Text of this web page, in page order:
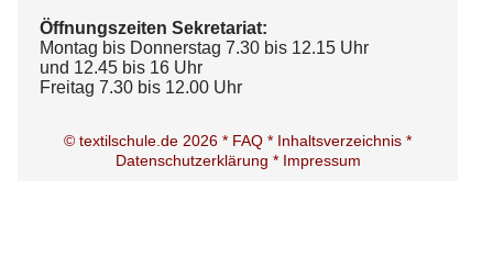
Öffnungszeiten Sekretariat:
Montag bis Donnerstag 7.30 bis 12.15 Uhr
und 12.45 bis 16 Uhr
Freitag 7.30 bis 12.00 Uhr
© textilschule.de 2026 * FAQ * Inhaltsverzeichnis *
Datenschutzerklärung * Impressum